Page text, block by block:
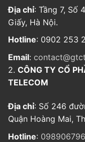
Địa chỉ: Tầng 7, Số
Giấy, Hà Nội.
Hotline: 0902 253
Email:
2. CÔNG TY CỔ
TELECOM
Địa chỉ: Số 246
Quận Hoàng Mai,
Hotline: